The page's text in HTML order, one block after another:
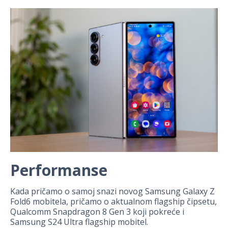
Performanse
Kada pričamo o samoj snazi novog Samsung Galaxy Z
Fold6 mobitela, pričamo o aktualnom flagship čipsetu,
Qualcomm Snapdragon 8 Gen 3 koji pokreće i
Samsung S24 Ultra flagship mobitel.